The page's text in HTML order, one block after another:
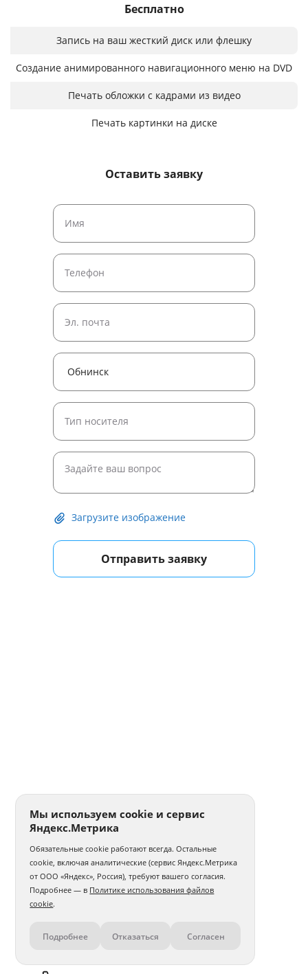
Бесплатно
Запись на ваш жесткий диск или флешку
Создание анимированного навигационного меню на DVD
Печать обложки с кадрами из видео
Печать картинки на диске
Оставить заявку
Загрузите изображение
Отправить заявку
Контакты
Мы используем cookie и сервис
Яндекс.Метрика
Обязательные cookie работают всегда. Остальные
cookie, включая аналитические (сервис Яндекс.Метрика
от ООО «Яндекс», Россия), требуют вашего согласия.
Подробнее — в Политике использования файлов
cookie.
Подробнее Отказаться Согласен